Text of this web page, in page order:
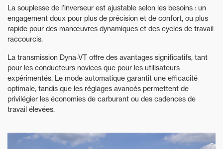
La souplesse de l’inverseur est ajustable selon les besoins : un
engagement doux pour plus de précision et de confort, ou plus
rapide pour des manœuvres dynamiques et des cycles de travail
raccourcis.
La transmission Dyna-VT offre des avantages significatifs, tant
pour les conducteurs novices que pour les utilisateurs
expérimentés. Le mode automatique garantit une efficacité
optimale, tandis que les réglages avancés permettent de
privilégier les économies de carburant ou des cadences de
travail élevées.